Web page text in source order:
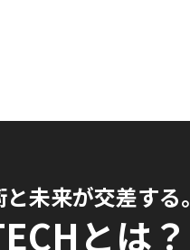
未来が交差する。
とは？